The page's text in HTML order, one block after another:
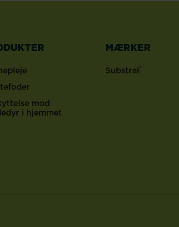
mod
i hjemmet
MÆRKER
Substral®